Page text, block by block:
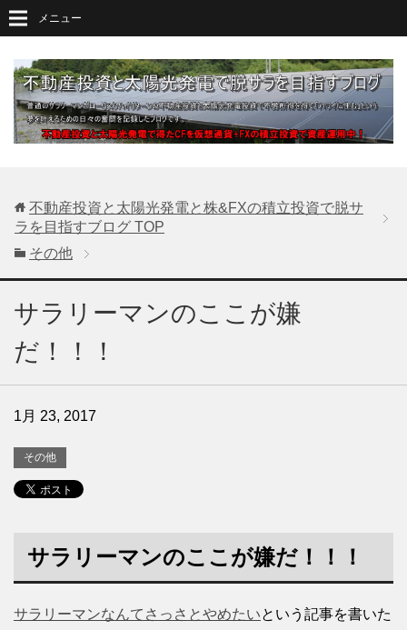
メニュー
不動産投資と太陽光発電と株&FXの積立投資で脱サ
ラを目指すブログ TOP
その他
サラリーマンのここが嫌
だ！！！
1月 23, 2017
その他
サラリーマンのここが嫌だ！！！
サラリーマンなんてさっさとやめたいという記事を書いた